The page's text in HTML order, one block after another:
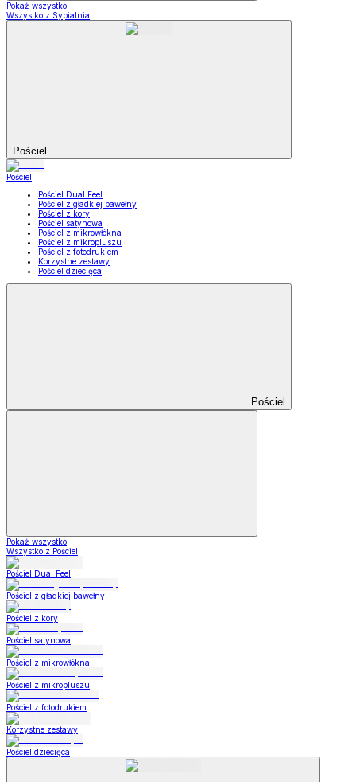
Pokaż wszystko
Wszystko z Sypialnia
Pościel
Pościel
Pościel Dual Feel
Pościel z gładkiej bawełny
Pościel z kory
Pościel satynowa
Pościel z mikrowłókna
Pościel z mikropluszu
Pościel z fotodrukiem
Korzystne zestawy
Pościel dziecięca
Pościel
Pokaż wszystko
Wszystko z Pościel
Pościel Dual Feel
Pościel z gładkiej bawełny
Pościel z kory
Pościel satynowa
Pościel z mikrowłókna
Pościel z mikropluszu
Pościel z fotodrukiem
Korzystne zestawy
Pościel dziecięca